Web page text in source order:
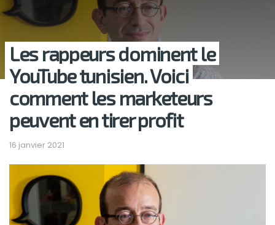
Les rappeurs dominent le
YouTube tunisien. Voici
comment les marketeurs
peuvent en tirer profit
16 janvier 2021